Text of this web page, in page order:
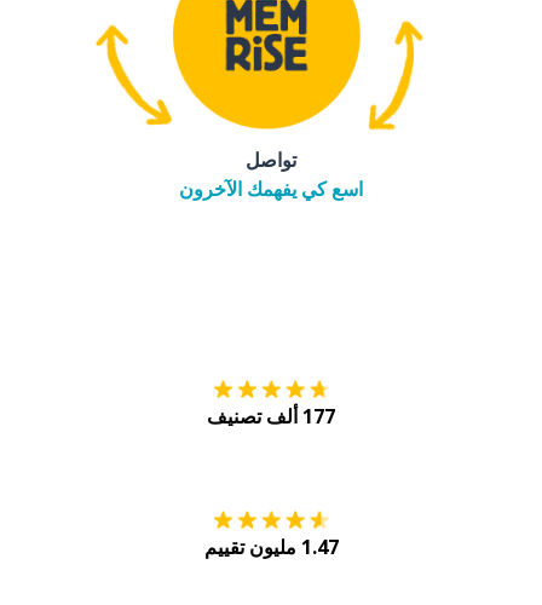
تواصل
اسع كي يفهمك الآخرون
177 ألف تصنيف
1.47 مليون تقييم